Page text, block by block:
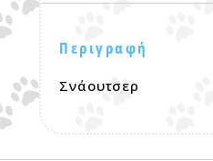
Περιγραφή
Σνάουτσερ